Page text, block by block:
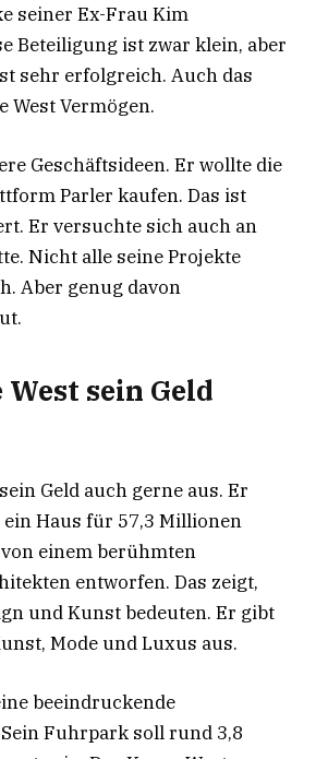
seiner Ex-Frau Kim
Beteiligung ist zwar klein, aber
sehr erfolgreich. Auch das
West Vermögen.
Geschäftsideen. Er wollte die
Parler kaufen. Das ist
Er versuchte sich auch an
. Nicht alle seine Projekte
Aber genug davon
sein Geld
Geld auch gerne aus. Er
Haus für 57,3 Millionen
einem berühmten
entworfen. Das zeigt,
und Kunst bedeuten. Er gibt
Mode und Luxus aus.
beeindruckende
Fuhrpark soll rund 3,8